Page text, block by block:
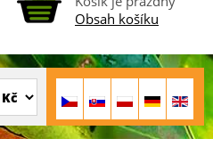
Obsah košíku